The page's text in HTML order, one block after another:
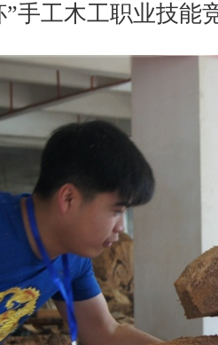
”手工木工职业技能